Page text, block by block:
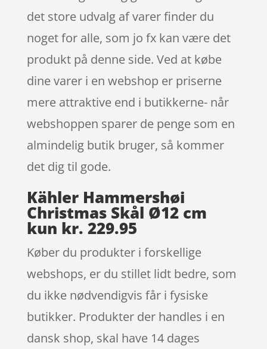
det store udvalg af varer finder du
noget for alle, som jo fx kan være det
produkt på denne side. Ved at købe
dine varer i en webshop er priserne
mere attraktive end i butikkerne- når
webshoppen sparer de penge som en
almindelig butik bruger, så kommer
det dig til gode.
Kähler Hammershøi
Christmas Skål Ø12 cm
kun kr. 229.95
Køber du produkter i forskellige
webshops, er du stillet lidt bedre, som
du ikke nødvendigvis får i fysiske
butikker. Produkter der handles i en
dansk shop, skal have 14 dages